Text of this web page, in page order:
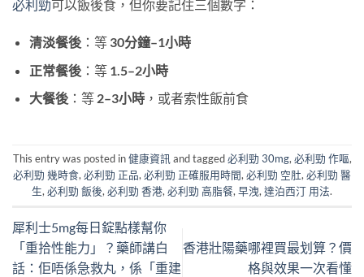
必利勁可以飯後食，但你要記住三個數字：
清淡餐後：等 30分鐘–1小時
正常餐後：等 1.5–2小時
大餐後：等 2–3小時，或者索性飯前食
This entry was posted in健康資訊and tagged必利勁 30mg,必利勁 作嘔,
必利勁 幾時食,必利勁 正品,必利勁 正確服用時間,必利勁 空肚,必利勁 醫
生,必利勁 飯後,必利勁 香港,必利勁 高脂餐,早洩,達泊西汀 用法.
犀利士5mg每日錠點樣幫你
「重拾性能力」？藥師講白
話：佢唔係急救丸，係「重建
香港壯陽藥哪裡買最划算？價
格與效果一次看懂